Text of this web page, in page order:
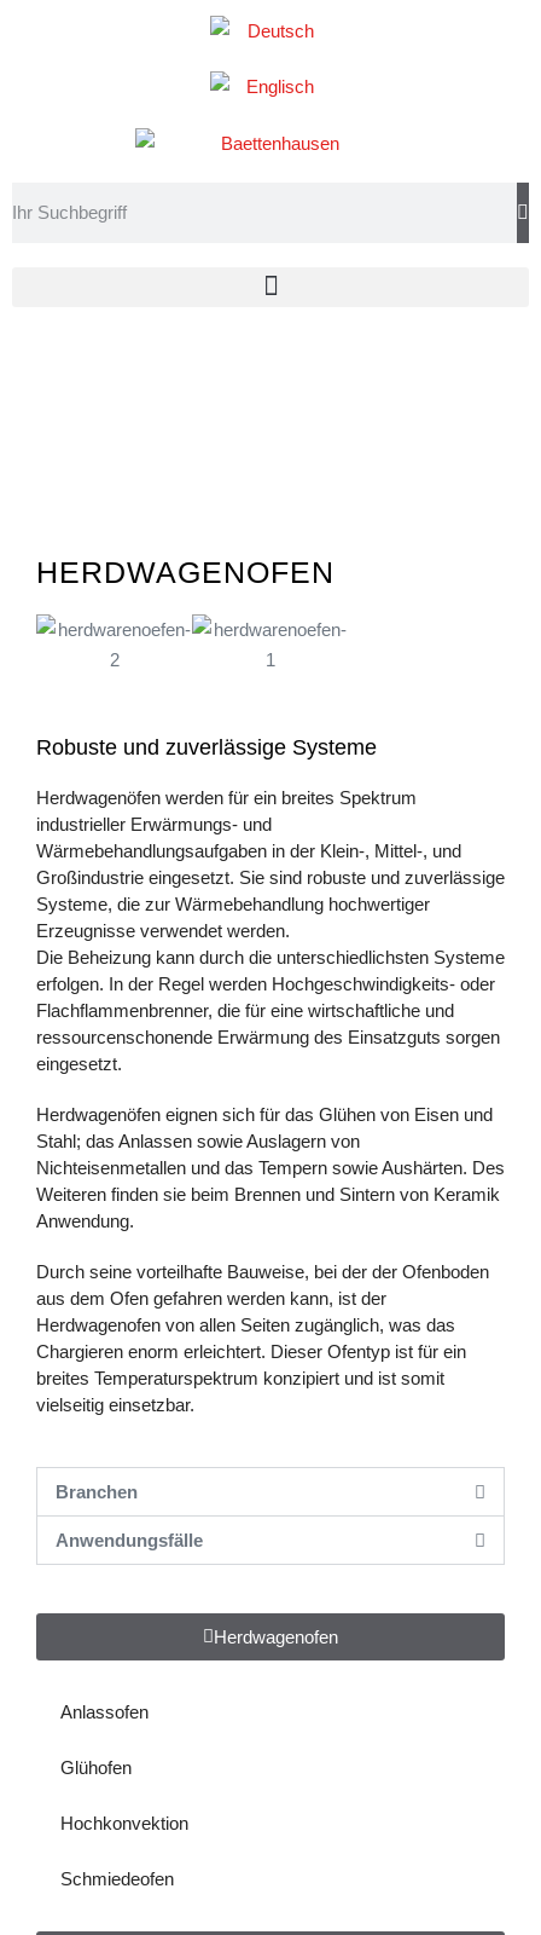
HERDWAGENOFEN
Herdwagenofen
Anlassofen
Glühofen
Hochkonvektion
Schmiedeofen
Robuste und zuverlässige Systeme
Herdwagenöfen werden für ein breites Spektrum
industrieller Erwärmungs- und
Wärmebehandlungsaufgaben in der Klein-, Mittel-, und
Großindustrie eingesetzt. Sie sind robuste und zuverlässige
Systeme, die zur Wärmebehandlung hochwertiger
Erzeugnisse verwendet werden.
Die Beheizung kann durch die unterschiedlichsten Systeme
erfolgen. In der Regel werden Hochgeschwindigkeits- oder
Flachflammenbrenner, die für eine wirtschaftliche und
ressourcenschonende Erwärmung des Einsatzguts sorgen
eingesetzt.
Herdwagenöfen eignen sich für das Glühen von Eisen und
Stahl; das Anlassen sowie Auslagern von
Nichteisenmetallen und das Tempern sowie Aushärten. Des
Weiteren finden sie beim Brennen und Sintern von Keramik
Anwendung.
Durch seine vorteilhafte Bauweise, bei der der Ofenboden
aus dem Ofen gefahren werden kann, ist der
Herdwagenofen von allen Seiten zugänglich, was das
Chargieren enorm erleichtert. Dieser Ofentyp ist für ein
breites Temperaturspektrum konzipiert und ist somit
vielseitig einsetzbar.
Branchen
Anwendungsfälle